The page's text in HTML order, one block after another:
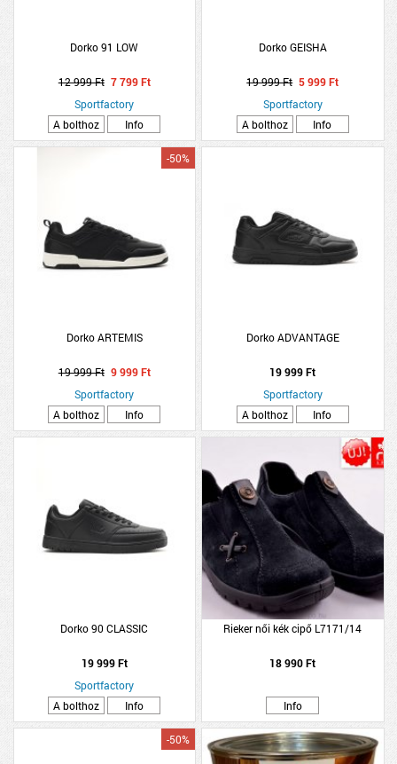
Dorko 91 LOW
12 999 Ft 7 799 Ft
Sportfactory
A bolthoz
Info
Dorko GEISHA
19 999 Ft 5 999 Ft
Sportfactory
A bolthoz
Info
Dorko ARTEMIS
-50%
19 999 Ft 9 999 Ft
Sportfactory
A bolthoz
Info
Dorko ADVANTAGE
19 999 Ft
Sportfactory
A bolthoz
Info
Dorko 90 CLASSIC
19 999 Ft
Sportfactory
A bolthoz
Info
Rieker női kék cipő L7171/14
18 990 Ft
Info
-50%